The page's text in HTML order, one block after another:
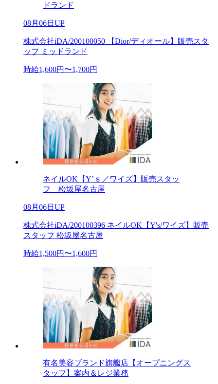
ドランド
08月06日UP
株式会社iDA/200100050 【Dior/ディオール】販売スタ
ッフ ミッドランド
時給1,600円〜1,700円
ネイルOK【Y’ｓ／ワイズ】販売スタッ
フ 松坂屋名古屋
08月06日UP
株式会社iDA/200100396 ネイルOK【Y's/ワイズ】販売
スタッフ 松坂屋名古屋
時給1,500円〜1,600円
有名美容ブランド旗艦店【オープニングス
タッフ】案内＆レジ業務